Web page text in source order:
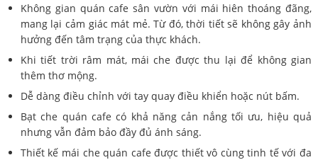
Không gian quán cafe sân vườn với mái hiên thoáng đãng,
mang lại cảm giác mát mẻ. Từ đó, thời tiết sẽ không gây ảnh
hưởng đến tâm trạng của thực khách.
Khi tiết trời râm mát, mái che được thu lại để không gian
thêm thơ mộng.
Dễ dàng điều chỉnh với tay quay điều khiển hoặc nút bấm.
Bạt che quán cafe có khả năng cản nắng tối ưu, hiệu quả
nhưng vẫn đảm bảo đầy đủ ánh sáng.
Thiết kế mái che quán cafe được thiết vô cùng tinh tế với đa